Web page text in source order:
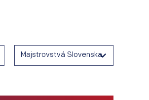
Majstrovstvá Slovenska